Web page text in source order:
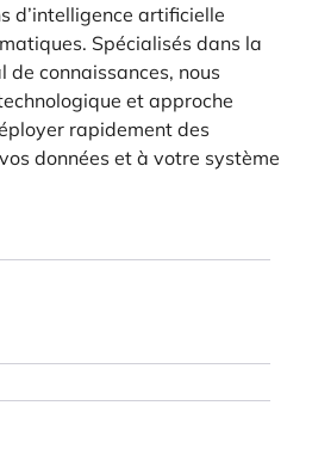
d’intelligence artificielle
Spécialisés dans la
connaissances, nous
et approche
rapidement des
données et à votre système